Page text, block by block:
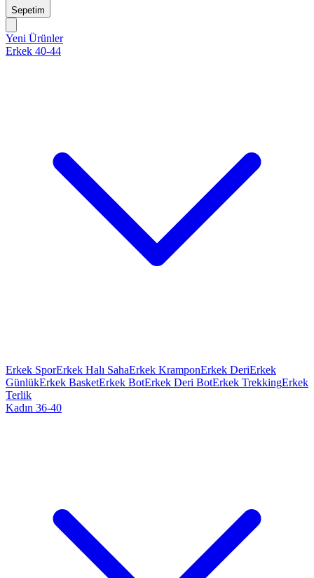
Sepetim
Yeni Ürünler
Erkek 40-44
Erkek SporErkek Halı SahaErkek KramponErkek DeriErkek
GünlükErkek BasketErkek BotErkek Deri BotErkek TrekkingErkek
Terlik
Kadın 36-40